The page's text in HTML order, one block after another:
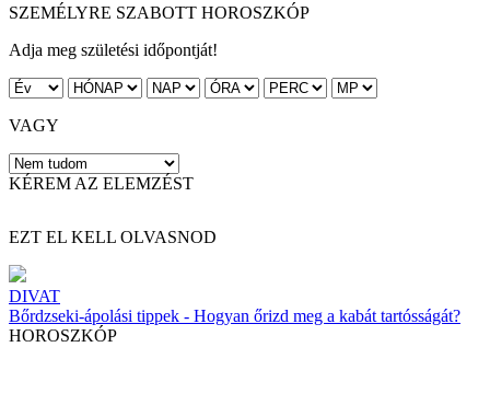
SZEMÉLYRE SZABOTT HOROSZKÓP
Adja meg születési időpontját!
VAGY
KÉREM AZ ELEMZÉST
EZT EL KELL OLVASNOD
DIVAT
Bőrdzseki-ápolási tippek - Hogyan őrizd meg a kabát tartósságát?
HOROSZKÓP